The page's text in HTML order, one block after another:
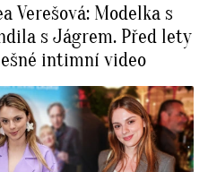
Verešová: Modelka s
s Jágrem. Před lety
intimní video